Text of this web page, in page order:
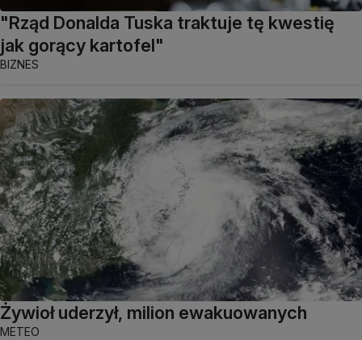
"Rząd Donalda Tuska traktuje tę kwestię
jak gorący kartofel"
BIZNES
Żywioł uderzył, milion ewakuowanych
METEO